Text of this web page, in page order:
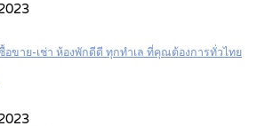
อขาย-เช่า ห้องพักดีดี ทุกทำเล ที่คุณต้องการทั่วไทย